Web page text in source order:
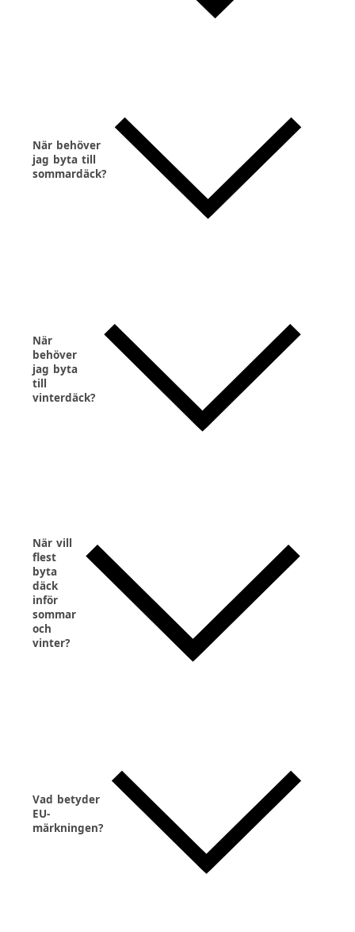
När behöver
jag byta till
sommardäck?
När
behöver
jag byta
till
vinterdäck?
När vill
flest
byta
däck
inför
sommar
och
vinter?
Vad betyder
EU-
märkningen?